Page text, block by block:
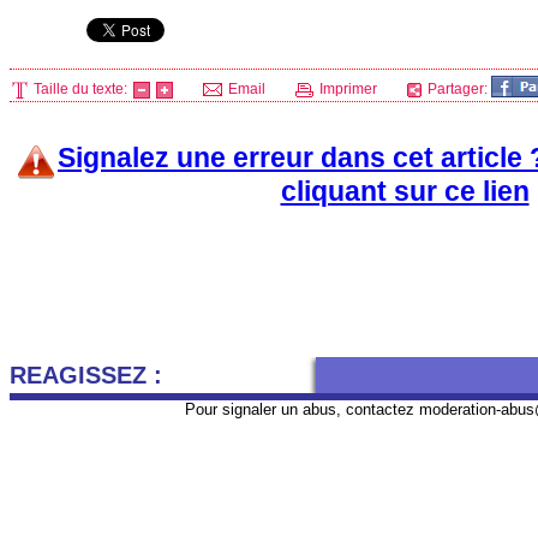
Taille du texte: Email Imprimer Partager:
Signalez une erreur dans cet article
cliquant sur ce lien
REAGISSEZ :
Pour signaler un abus, contactez moderation-